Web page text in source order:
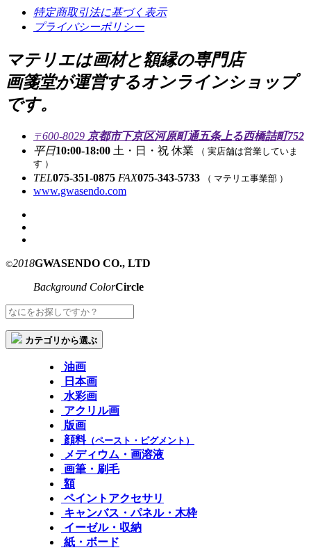
特定商取引法に基づく表示
プライバシーポリシー
マテリエは画材と額縁の専門店
画箋堂が運営するオンラインショップ
です。
〒600-8029 京都市下京区河原町通五条上る西橋詰町752
平日10:00-18:00 土・日・祝 休業 （ 実店舗は営業していま
す ）
TEL075-351-0875 FAX075-343-5733 （ マテリエ事業部 ）
www.gwasendo.com
©2018GWASENDO CO., LTD
Background ColorCircle
カテゴリから選ぶ
油画
日本画
水彩画
アクリル画
版画
顔料（ペースト・ピグメント）
メディウム・画溶液
画筆・刷毛
額
ペイントアクセサリ
キャンバス・パネル・木枠
イーゼル・収納
紙・ボード